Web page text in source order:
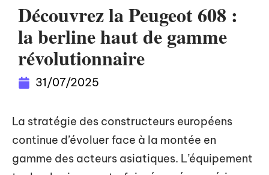
Découvrez la Peugeot 608 :
la berline haut de gamme
révolutionnaire
31/07/2025
La stratégie des constructeurs européens
continue d’évoluer face à la montée en
gamme des acteurs asiatiques. L’équipement